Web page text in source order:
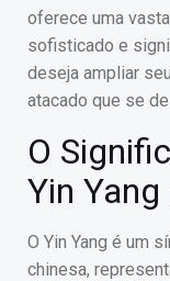
oferece uma
sofisticado e
deseja ampliar
atacado que se
O
Yin
O Yin Yang é um
chinesa,